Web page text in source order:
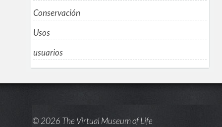
Conservación
Usos
usuarios
© 2026 The Virtual Museum of Life